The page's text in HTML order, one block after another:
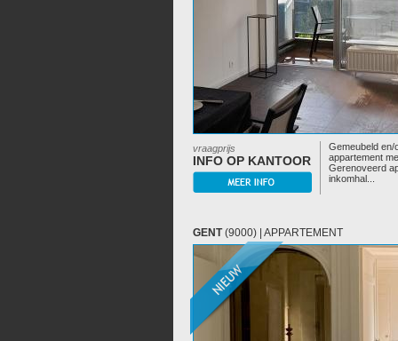
vraagprijs
INFO OP KANTOOR
Gemeubeld en/
appartement
Gerenoveerd
inkomhal...
GENT(9000) | APPARTEMENT